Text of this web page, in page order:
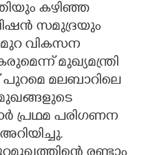
കഴിഞ്ഞ
സമുദ്ര‌യും
വികസന
മുഖ്യമന്ത്രി
മലബാറിലെ
പ്രഥമ പരിഗണന